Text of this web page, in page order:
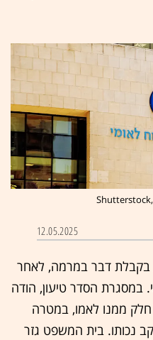
12.05.2025
בקבלת דבר במרמה, לאחר
במסגרת הסדר טיעון, הודה
חלק ממנו לאמו, במטרה
נכותו. בית המשפט גזר